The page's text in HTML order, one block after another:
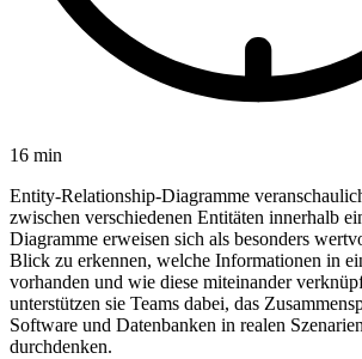
16 min
Entity-Relationship-Diagramme
zwischen verschiedenen Entitäten innerhalb
Diagramme erweisen sich als besonders
Blick zu erkennen, welche Informationen in
vorhanden und wie diese miteinander
unterstützen sie Teams dabei, das
Software und Datenbanken in realen
durchdenken.